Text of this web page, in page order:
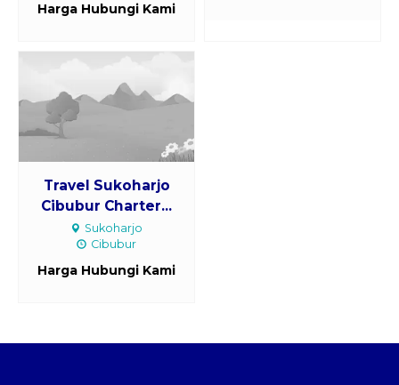
Harga Hubungi Kami
Travel Sukoharjo
Cibubur Charter...
Sukoharjo
Cibubur
Harga Hubungi Kami